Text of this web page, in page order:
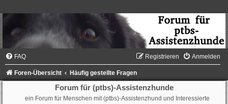
FAQ Anmelden
Registrieren
Foren-Übersicht Häufig gestellte Fragen
Forum für (ptbs)-Assistenzhunde
ein Forum für Menschen mit (ptbs)-Assistenzhund und Interessierte